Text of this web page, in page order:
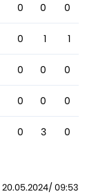
0 0 0
0 1 1
0 0 0
0 0 0
0 3 0
20.05.2024/ 09:53